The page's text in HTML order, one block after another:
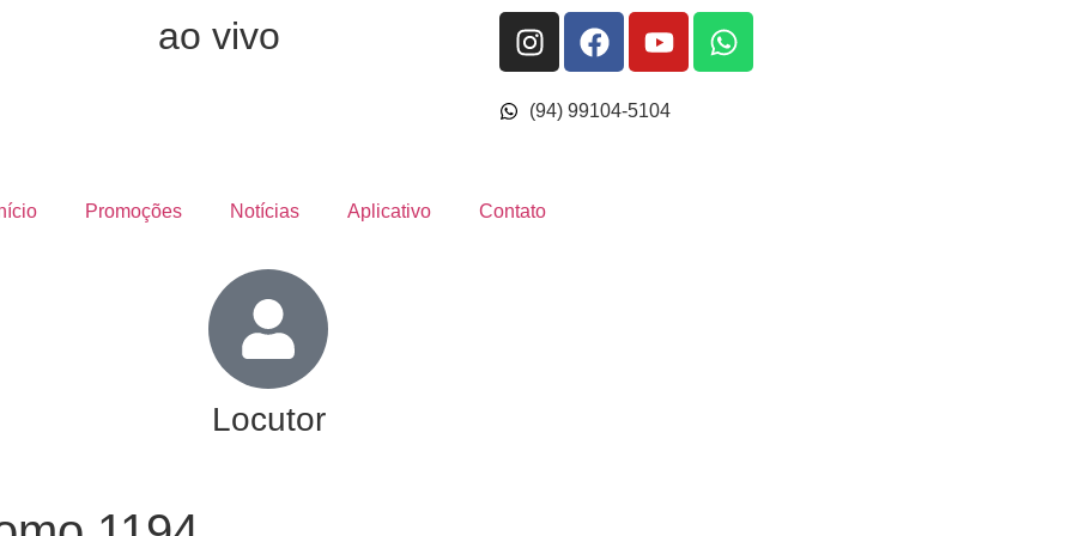
ao vivo
(94) 99104-5104
Promoções Notícias Aplicativo Contato
Locutor